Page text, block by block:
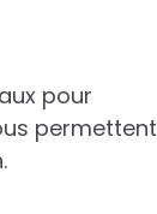
pour
permettent